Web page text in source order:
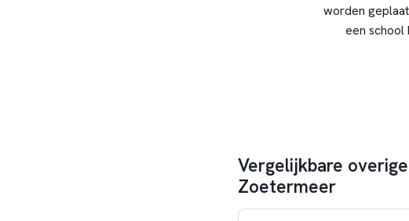
worden
een school
Vergelijkbare
Zoetermeer